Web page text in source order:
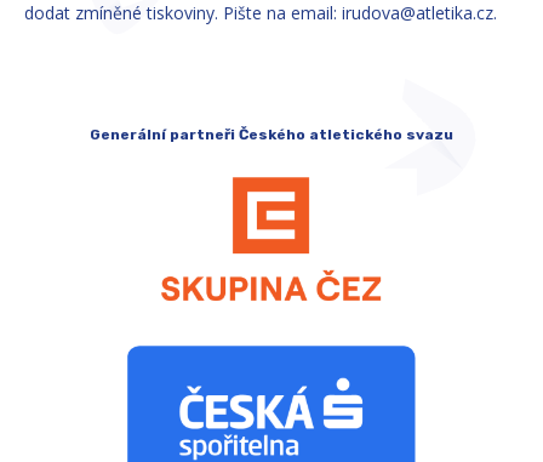
dodat zmíněné tiskoviny. Pište na email: irudova@atletika.cz.
Generální partneři Českého atletického svazu